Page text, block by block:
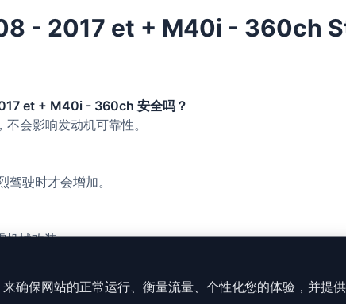
- 2017 et + M40i - 360ch
et + M40i - 360ch 安全吗？
会影响发动机可靠性。
驶时才会增加。
机械改装。
确保网站的正常运行、衡量流量、个性化您的体验，并提供